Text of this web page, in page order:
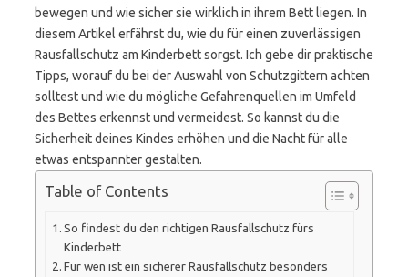
bewegen und wie sicher sie wirklich in ihrem Bett liegen. In
diesem Artikel erfährst du, wie du für einen zuverlässigen
Rausfallschutz am Kinderbett sorgst. Ich gebe dir praktische
Tipps, worauf du bei der Auswahl von Schutzgittern achten
solltest und wie du mögliche Gefahrenquellen im Umfeld
des Bettes erkennst und vermeidest. So kannst du die
Sicherheit deines Kindes erhöhen und die Nacht für alle
etwas entspannter gestalten.
Table of Contents
So findest du den richtigen Rausfallschutz fürs
Kinderbett
Für wen ist ein sicherer Rausfallschutz besonders